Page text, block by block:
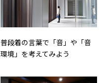
普段着の言葉で「音」や「音
環境」を考えてみよう